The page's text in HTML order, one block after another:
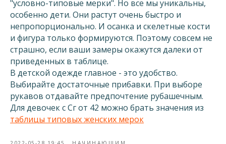
"условно-типовые мерки". Но все мы уникальны,
особенно дети. Они растут очень быстро и
непропорционально. И осанка и скелетные кости
и фигура только формируются. Поэтому совсем не
страшно, если ваши замеры окажутся далеки от
приведенных в таблице.
В детской одежде главное - это удобство.
Выбирайте достаточные прибавки. При выборе
рукавов отдавайте предпочтение рубашечным.
Для девочек с Сг от 42 можно брать значения из
таблицы типовых женских мерок